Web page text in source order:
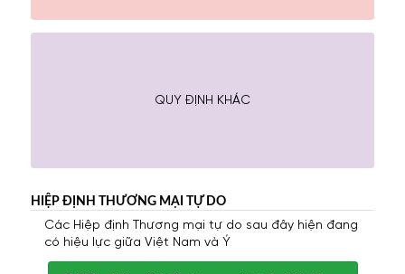
QUY ĐỊNH KHÁC
HIỆP ĐỊNH THƯƠNG MẠI TỰ DO
Các Hiệp định Thương mại tự do sau đây hiện đang
có hiệu lực giữa Việt Nam và Ý